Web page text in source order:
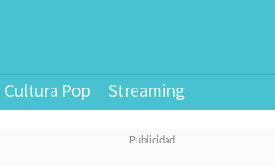
Cultura Pop Streaming